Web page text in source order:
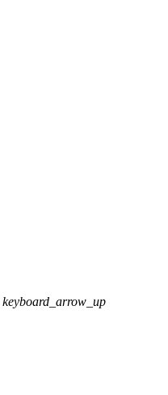
keyboard_arrow_up